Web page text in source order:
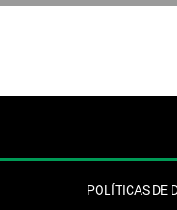
POLÍTICAS DE